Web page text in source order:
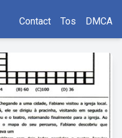
Contact Tos DMCA